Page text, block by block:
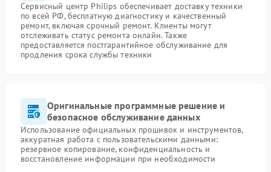
Сервисный центр Philips обеспечивает доставку техники
по всей РФ, бесплатную диагностику и качественный
ремонт, включая срочный ремонт. Клиенты могут
отслеживать статус ремонта онлайн. Также
предоставляется постгарантийное обслуживание для
продления срока службы техники
Оригинальные программные решение и
безопасное обслуживание данных
Использование официальных прошивок и инструментов,
аккуратная работа с пользовательскими данными:
резервное копирование, конфиденциальность и
восстановление информации при необходимости